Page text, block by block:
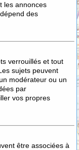
les annonces
des
verrouillés et tout
sujets peuvent
modérateur ou un
par
vos propres
être associées à